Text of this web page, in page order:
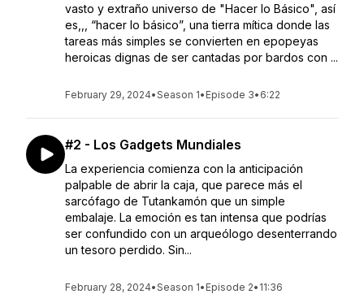
vasto y extraño universo de "Hacer lo Básico", así
es,,, “hacer lo básico”, una tierra mítica donde las
tareas más simples se convierten en epopeyas
heroicas dignas de ser cantadas por bardos con ...
February 29, 2024•Season 1• Episode 3• 6:22
#2 - Los Gadgets Mundiales
La experiencia comienza con la anticipación
palpable de abrir la caja, que parece más el
sarcófago de Tutankamón que un simple
embalaje. La emoción es tan intensa que podrías
ser confundido con un arqueólogo desenterrando
un tesoro perdido. Sin...
February 28, 2024•Season 1• Episode 2• 11:36